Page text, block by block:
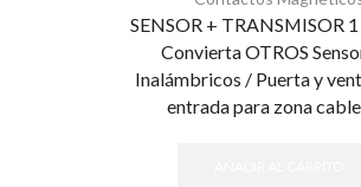
SENSOR + TRANSMISOR
Convierta OTROS
Inalámbricos / Puerta y
entrada para zona